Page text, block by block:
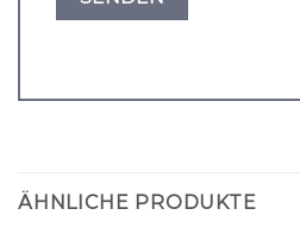
ÄHNLICHE PRODUKTE